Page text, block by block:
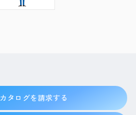
カタログを請求する